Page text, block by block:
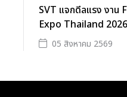
SVT แจกดีลแรง งาน
Expo Thailand 2026
05 สิงหาคม 2569